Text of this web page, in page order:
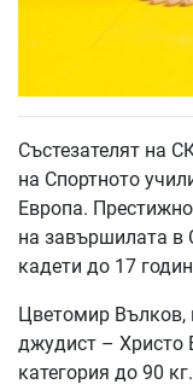
Състезателят на
на Спортното
Европа.
на завършилата в
кадети до 17
Цветомир Вълков,
джудист – Христо
категория до 90